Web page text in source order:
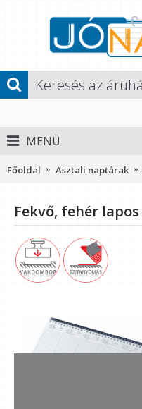
MENÜ
Főoldal Asztali naptárak